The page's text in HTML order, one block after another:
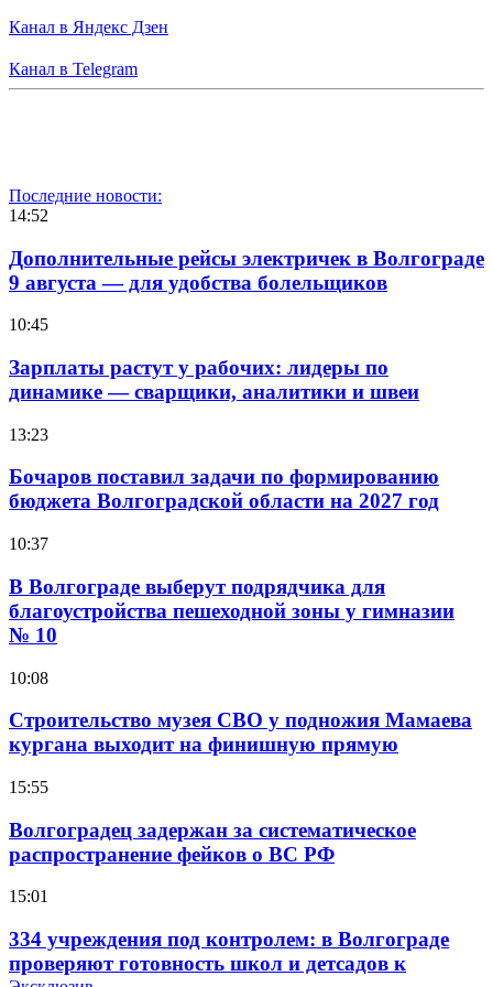
Канал в Яндекс Дзен
Канал в Telegram
Последние новости:
14:52
Дополнительные рейсы электричек в Волгограде
9 августа — для удобства болельщиков
10:45
Зарплаты растут у рабочих: лидеры по
динамике — сварщики, аналитики и швеи
13:23
Бочаров поставил задачи по формированию
бюджета Волгоградской области на 2027 год
10:37
В Волгограде выберут подрядчика для
благоустройства пешеходной зоны у гимназии
№ 10
10:08
Строительство музея СВО у подножия Мамаева
кургана выходит на финишную прямую
15:55
Волгоградец задержан за систематическое
распространение фейков о ВС РФ
15:01
334 учреждения под контролем: в Волгограде
проверяют готовность школ и детсадов к